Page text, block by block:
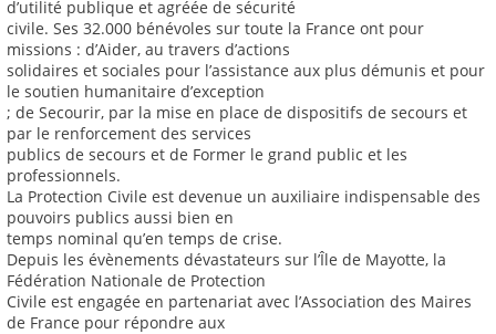
d’utilité publique et agréée de sécurité
civile. Ses 32.000 bénévoles sur toute la France ont pour
missions : d’Aider, au travers d’actions
solidaires et sociales pour l’assistance aux plus démunis et pour
le soutien humanitaire d’exception
; de Secourir, par la mise en place de dispositifs de secours et
par le renforcement des services
publics de secours et de Former le grand public et les
professionnels.
La Protection Civile est devenue un auxiliaire indispensable des
pouvoirs publics aussi bien en
temps nominal qu’en temps de crise.
Depuis les évènements dévastateurs sur l’Île de Mayotte, la
Fédération Nationale de Protection
Civile est engagée en partenariat avec l’Association des Maires
de France pour répondre aux